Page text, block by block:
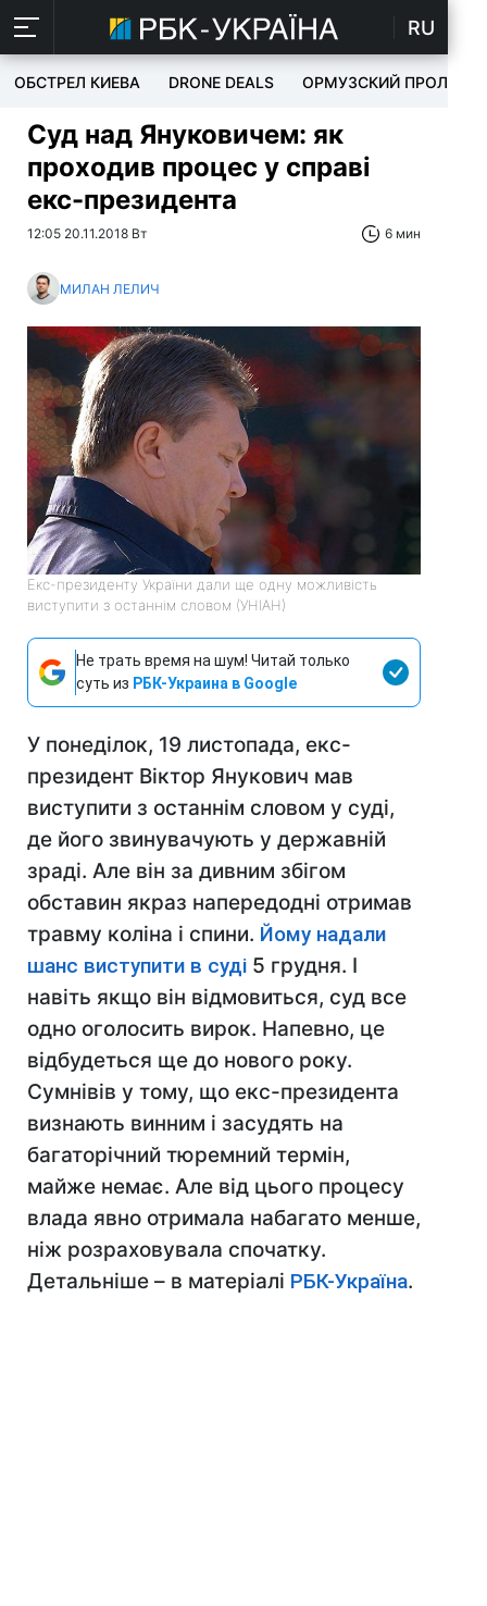
RU
ОБСТРЕЛ КИЕВА DRONE DEALS ОРМУЗСКИЙ ПРОЛИВ
Суд над Януковичем: як
проходив процес у справі
екс-президента
12:05 20.11.2018 Вт 6 мин
МИЛАН ЛЕЛИЧ
Екс-президенту України дали ще одну можливість
виступити з останнім словом (УНІАН)
Не трать время на шум! Читай только
суть из РБК-Украина в Google
У понеділок, 19 листопада, екс-
президент Віктор Янукович мав
виступити з останнім словом у суді,
де його звинувачують у державній
зраді. Але він за дивним збігом
обставин якраз напередодні отримав
травму коліна і спини. Йому надали
шанс виступити в суді 5 грудня. І
навіть якщо він відмовиться, суд все
одно оголосить вирок. Напевно, це
відбудеться ще до нового року.
Сумнівів у тому, що екс-президента
визнають винним і засудять на
багаторічний тюремний термін,
майже немає. Але від цього процесу
влада явно отримала набагато менше,
ніж розраховувала спочатку.
Детальніше – в матеріалі РБК-Україна.